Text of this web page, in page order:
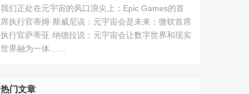
我们正处在元宇宙的风口浪尖上；Epic Games的首
席执行官蒂姆·斯威尼说：元宇宙会是未来；微软首席
执行官萨蒂亚·纳德拉说：元宇宙会让数字世界和现实
世界融为一体……
热门文章